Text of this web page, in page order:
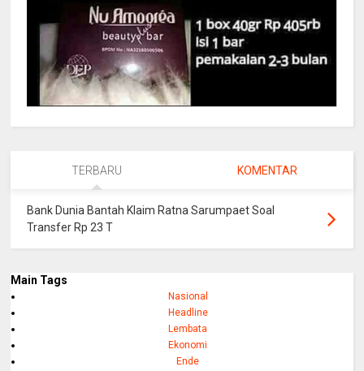
TERBARU KOMENTAR
Bank Dunia Bantah Klaim Ratna Sarumpaet Soal
Transfer Rp 23 T
Main Tags
Nasional
Headline
Lembata
Ekonomi
Ende